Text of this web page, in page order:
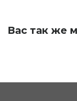
Вас так же